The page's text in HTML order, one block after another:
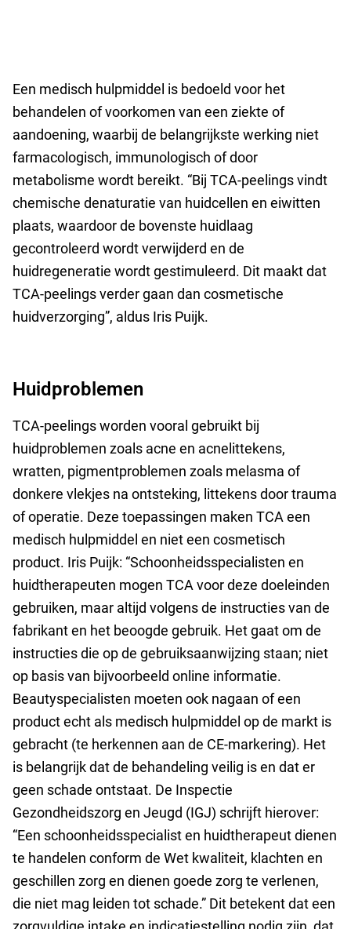
Een medisch hulpmiddel is bedoeld voor het
behandelen of voorkomen van een ziekte of
aandoening, waarbij de belangrijkste werking niet
farmacologisch, immunologisch of door
metabolisme wordt bereikt. “Bij TCA-peelings vindt
chemische denaturatie van huidcellen en eiwitten
plaats, waardoor de bovenste huidlaag
gecontroleerd wordt verwijderd en de
huidregeneratie wordt gestimuleerd. Dit maakt dat
TCA-peelings verder gaan dan cosmetische
huidverzorging”, aldus Iris Puijk.
Huidproblemen
TCA-peelings worden vooral gebruikt bij
huidproblemen zoals acne en acnelittekens,
wratten, pigmentproblemen zoals melasma of
donkere vlekjes na ontsteking, littekens door trauma
of operatie. Deze toepassingen maken TCA een
medisch hulpmiddel en niet een cosmetisch
product. Iris Puijk: “Schoonheidsspecialisten en
huidtherapeuten mogen TCA voor deze doeleinden
gebruiken, maar altijd volgens de instructies van de
fabrikant en het beoogde gebruik. Het gaat om de
instructies die op de gebruiksaanwijzing staan; niet
op basis van bijvoorbeeld online informatie.
Beautyspecialisten moeten ook nagaan of een
product echt als medisch hulpmiddel op de markt is
gebracht (te herkennen aan de CE-markering). Het
is belangrijk dat de behandeling veilig is en dat er
geen schade ontstaat. De Inspectie
Gezondheidszorg en Jeugd (IGJ) schrijft hierover:
“Een schoonheidsspecialist en huidtherapeut dienen
te handelen conform de Wet kwaliteit, klachten en
geschillen zorg en dienen goede zorg te verlenen,
die niet mag leiden tot schade.” Dit betekent dat een